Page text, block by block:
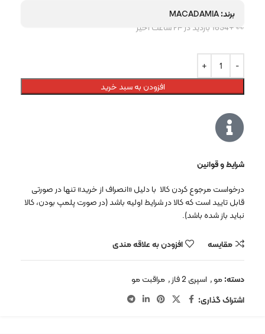
برند:
👀 +1834 بازدید در ۲۴ ساعت اخیر
افزودن به سبد خرید
شرایط و قوانین
درخواست مرجوع کردن کالا با دلیل «انصراف از خرید» تنها در صورتی
قابل تایید است که کالا در شرایط اولیه باشد (در صورت پلمپ بودن، کالا
نباید باز شده باشد).
مقایسه افزودن به علاقه مندی
دسته:مو, اسپری 2 فاز , مراقبت مو
اشتراک گذاری: